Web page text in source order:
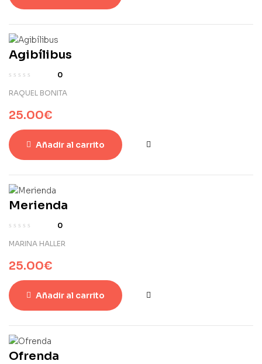
Agibílibus
0
RAQUEL BONITA
25.00€
Añadir al carrito
Merienda
0
MARINA HALLER
25.00€
Añadir al carrito
Ofrenda